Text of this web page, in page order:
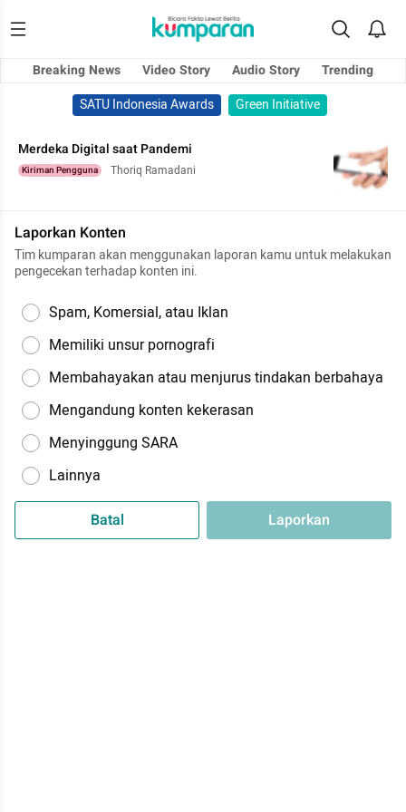
Breaking News Video Story Audio Story
Trending
SATU Indonesia Awards
Green Initiative
Merdeka Digital saat Pandemi
Kiriman Pengguna Thoriq Ramadani
Laporkan Konten
Tim kumparan akan menggunakan laporan kamu untuk melakukan
pengecekan terhadap konten ini.
Spam, Komersial, atau Iklan
Memiliki unsur pornografi
Membahayakan atau menjurus tindakan berbahaya
Mengandung konten kekerasan
Menyinggung SARA
Lainnya
Batal Laporkan